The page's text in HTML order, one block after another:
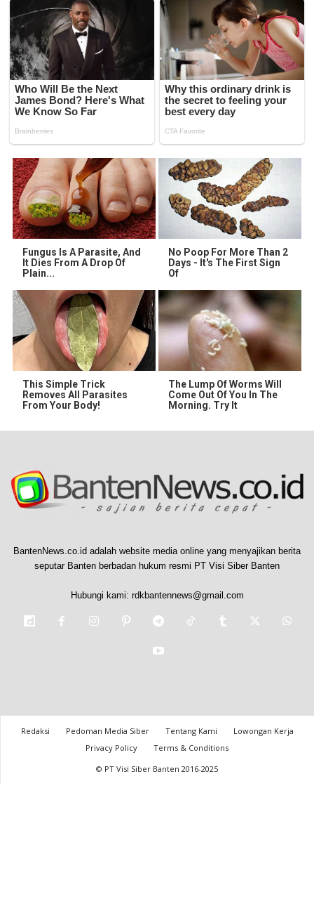
Fungus Is A Parasite, And
It Dies From A Drop Of
Plain...
No Poop For More Than 2
Days - It's The First Sign
Of
This Simple Trick
Removes All Parasites
From Your Body!
The Lump Of Worms Will
Come Out Of You In The
Morning. Try It
BantenNews.co.id adalah website media online yang menyajikan berita
seputar Banten berbadan hukum resmi PT Visi Siber Banten
Hubungi kami: rdkbantennews@gmail.com
Redaksi Pedoman Media Siber Tentang Kami
Lowongan Kerja
Privacy Policy
Terms & Conditions
© PT Visi Siber Banten 2016-2025